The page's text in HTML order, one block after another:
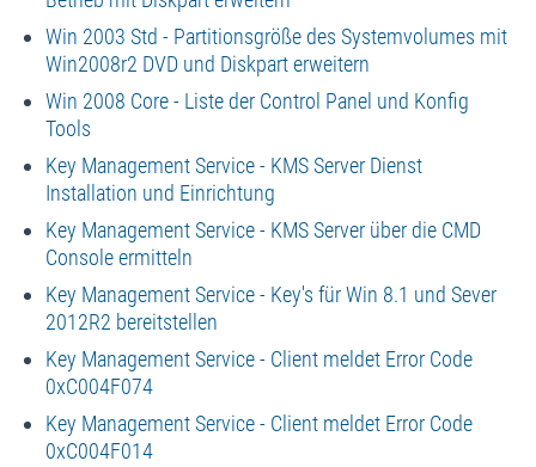
Win 2003 Std - Partitionsgröße des Systemvolumes mit
Win2008r2 DVD und Diskpart erweitern
Win 2008 Core - Liste der Control Panel und Konfig
Tools
Key Management Service - KMS Server Dienst
Installation und Einrichtung
Key Management Service - KMS Server über die CMD
Console ermitteln
Key Management Service - Key's für Win 8.1 und Sever
2012R2 bereitstellen
Key Management Service - Client meldet Error Code
0xC004F074
Key Management Service - Client meldet Error Code
0xC004F014